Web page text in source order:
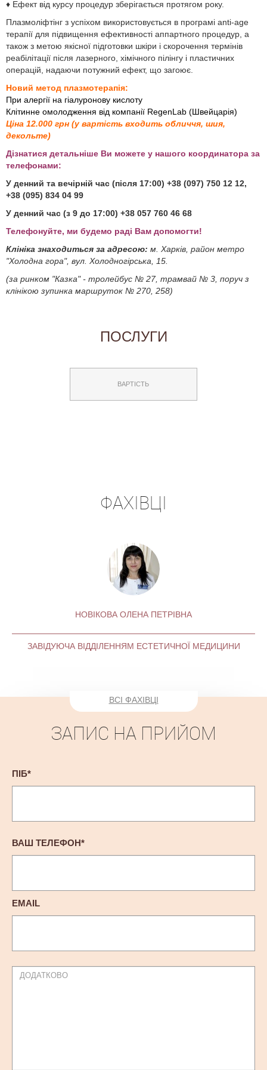
♦ Ефект від курсу процедур зберігається протягом року.
Плазмоліфтінг з успіхом використовується в програмі anti-age
терапії для підвищення ефективності аппартного процедур, а
також з метою якісної підготовки шкіри і скорочення термінів
реабілітації після лазерного, хімічного пілінгу і пластичних
операцій, надаючи потужний ефект, що загоює.
Новий метод плазмотерапія:
При алергії на гіалуронову кислоту
Клітинне омолодження від компанії RegenLab (Швейцарія)
Ціна 12.000 грн (у вартість входить обличчя, шия,
декольте)
Дізнатися детальніше Ви можете у нашого координатора за
телефонами:
У денний та вечірній час (після 17:00) +38 (097) 750 12 12,
+38 (095) 834 04 99
У денний час (з 9 до 17:00) +38 057 760 46 68
Телефонуйте, ми будемо раді Вам допомогти!
Клініка знаходиться за адресою: м. Харків, район метро
"Холодна гора", вул. Холодногірська, 15.
(за ринком "Казка" - тролейбус № 27, трамвай № 3, поруч з
клінікою зупинка маршруток № 270, 258)
ПОСЛУГИ
ВАРТІСТЬ
ФАХІВЦІ
НОВІКОВА ОЛЕНА ПЕТРІВНА
ЗАВІДУЮЧА ВІДДІЛЕННЯМ ЕСТЕТИЧНОЇ МЕДИЦИНИ
ВСІ ФАХІВЦІ
ЗАПИС НА ПРИЙОМ
ПІБ*
ВАШ ТЕЛЕФОН*
EMAIL